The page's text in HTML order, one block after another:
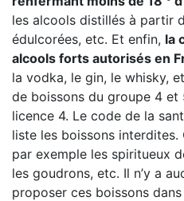
les alcools distillés à partir
édulcorées, etc. Et enfin, la
alcools forts autorisés en
la vodka, le gin, le whisky,
de boissons du groupe 4 et
licence 4. Le code de la
liste les boissons
par exemple les spiritueux
les goudrons, etc. Il n’y a
proposer ces boissons